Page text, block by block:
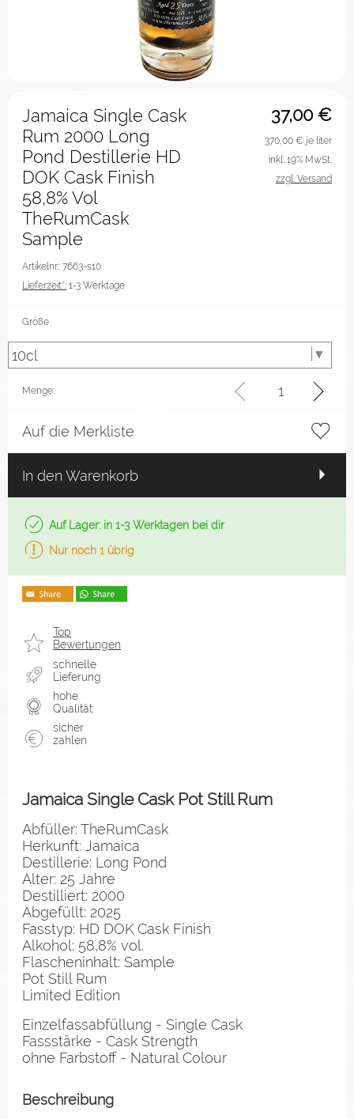
37,00 €
Jamaica Single Cask
Rum 2000 Long
Pond Destillerie HD
DOK Cask Finish
58,8% Vol
TheRumCask
Sample
Artikelnr.: 7663-s10
Lieferzeit*: 1-3 Werktage
370,00 € je liter
inkl. 19% MwSt.
zzgl. Versand
Größe
Menge:
Auf die Merkliste
In den Warenkorb
Auf Lager: in 1-3 Werktagen bei dir
Nur noch 1 übrig
Top
Bewertungen
schnelle
Lieferung
hohe
Qualität
sicher
zahlen
Jamaica Single Cask Pot Still Rum
Abfüller: TheRumCask
Herkunft: Jamaica
Destillerie: Long Pond
Alter: 25 Jahre
Destilliert: 2000
Abgefüllt: 2025
Fasstyp: HD DOK Cask Finish
Alkohol: 58,8% vol.
Flascheninhalt: Sample
Pot Still Rum
Limited Edition
Einzelfassabfüllung - Single Cask
Fassstärke - Cask Strength
ohne Farbstoff - Natural Colour
Beschreibung